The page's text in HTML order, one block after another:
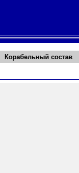
Корабельный состав